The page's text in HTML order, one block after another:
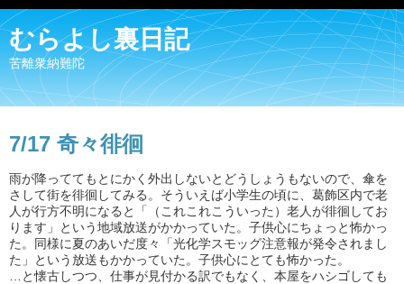
むらよし裏日記
苦離衆納難陀
7/17 奇々徘徊
雨が降っててもとにかく外出しないとどうしょうもないので、傘を
さして街を徘徊してみる。そういえば小学生の頃に、葛飾区内で老
人が行方不明になると「（これこれこういった）老人が徘徊してお
ります」という地域放送がかかっていた。子供心にちょっと怖かっ
た。同様に夏のあいだ度々「光化学スモッグ注意報が発令されまし
た」という放送もかかっていた。子供心にとても怖かった。
…と懐古しつつ、仕事が見付かる訳でもなく、本屋をハシゴしても